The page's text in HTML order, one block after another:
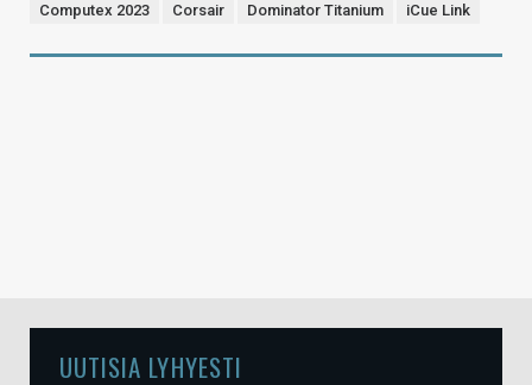
Computex 2023 Corsair Dominator Titanium iCue Link
UUTISIA LYHYESTI